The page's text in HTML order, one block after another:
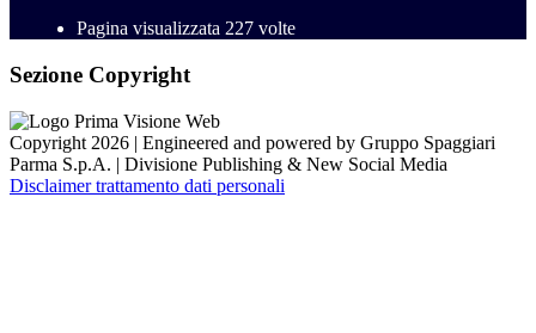
Pagina visualizzata 227 volte
Sezione Copyright
Copyright 2026 | Engineered and powered by Gruppo Spaggiari
Parma S.p.A. | Divisione Publishing & New Social Media
Disclaimer trattamento dati personali